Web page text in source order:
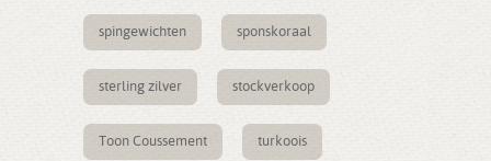
spingewichten sponskoraal
sterling zilver stockverkoop
Toon Coussement turkoois